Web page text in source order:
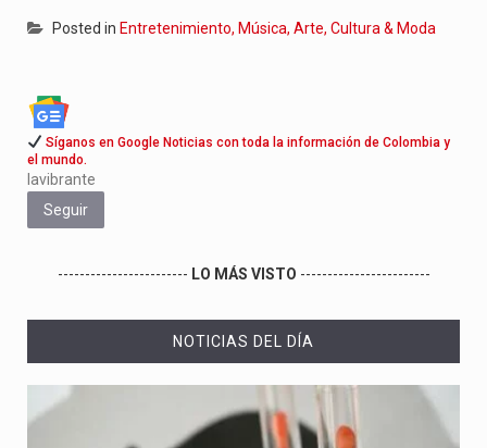
Posted in Entretenimiento, Música, Arte, Cultura & Moda
Síganos en Google Noticias con toda la información de Colombia y
el mundo.
lavibrante
Seguir
------------------------ LO MÁS VISTO ------------------------
NOTICIAS DEL DÍA